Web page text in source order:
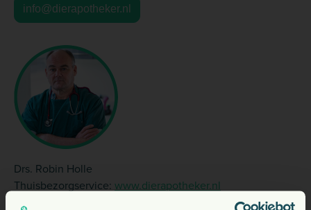
info@dierapotheker.nl
Drs. Robin Holle
Thuisbezorgservice: www.dierapotheker.nl